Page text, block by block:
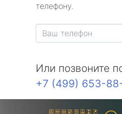
телефону.
Или позвоните
+7 (499) 653-